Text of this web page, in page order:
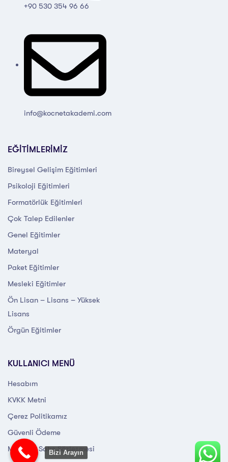
+90 530 354 96 66
info@kocnetakademi.com
EĞİTİMLERİMİZ
Bireysel Gelişim Eğitimleri
Psikoloji Eğitimleri
Formatörlük Eğitimleri
Çok Talep Edilenler
Genel Eğitimler
Materyal
Paket Eğitimler
Mesleki Eğitimler
Ön Lisan – Lisans – Yüksek
Lisans
Örgün Eğitimler
KULLANICI MENÜ
Hesabım
KVKK Metni
Çerez Politikamız
Güvenli Ödeme
Mesafeli Satış Sözleşmesi
Bizi Arayın